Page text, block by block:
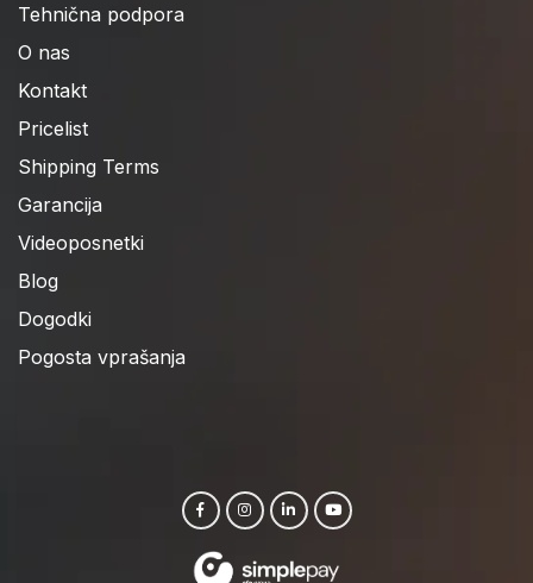
Tehnična podpora
O nas
Kontakt
Pricelist
Shipping Terms
Garancija
Videoposnetki
Blog
Dogodki
Pogosta vprašanja